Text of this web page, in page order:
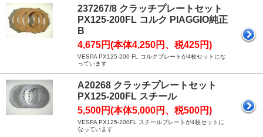
237267/8 クラッチプレートセット
PX125-200FL コルク PIAGGIO純正
B
4,675円(本体4,250円、税425円)
VESPA PX125-200 FL コルクプレートが4枚セットにな
っています
A20268 クラッチプレートセット
PX125-200FL スチール
5,500円(本体5,000円、税500円)
VESPA PX125-200FL スチールプレートが4枚セットに
なっています